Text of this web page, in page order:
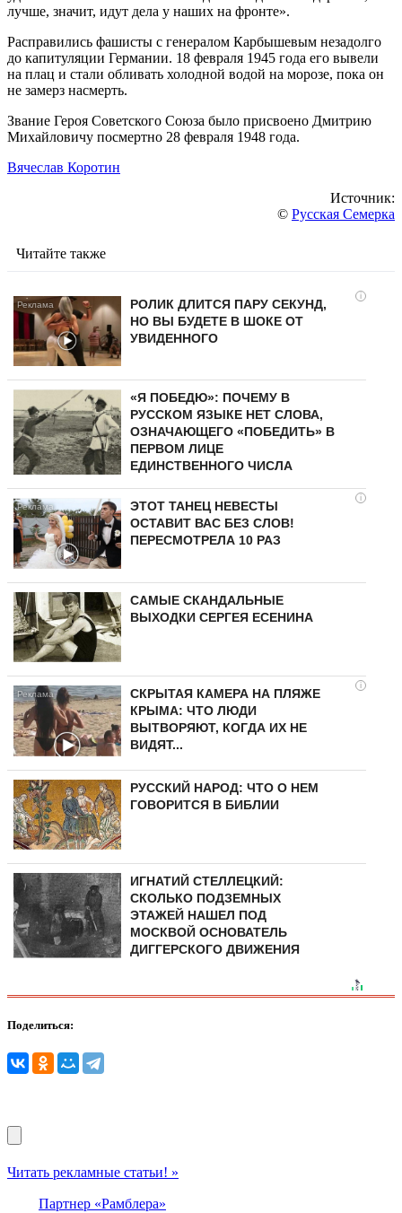
лучше, значит, идут дела у наших на фронте».
Расправились фашисты с генералом Карбышевым незадолго
до капитуляции Германии. 18 февраля 1945 года его вывели
на плац и стали обливать холодной водой на морозе, пока он
не замерз насмерть.
Звание Героя Советского Союза было присвоено Дмитрию
Михайловичу посмертно 28 февраля 1948 года.
Вячеслав Коротин
Источник:
© Русская Семерка
Читайте также
i
РОЛИК ДЛИТСЯ ПАРУ СЕКУНД,
НО ВЫ БУДЕТЕ В ШОКЕ ОТ
УВИДЕННОГО
«Я ПОБЕДЮ»: ПОЧЕМУ В
РУССКОМ ЯЗЫКЕ НЕТ СЛОВА,
ОЗНАЧАЮЩЕГО «ПОБЕДИТЬ» В
ПЕРВОМ ЛИЦЕ
ЕДИНСТВЕННОГО ЧИСЛА
i
ЭТОТ ТАНЕЦ НЕВЕСТЫ
ОСТАВИТ ВАС БЕЗ СЛОВ!
ПЕРЕСМОТРЕЛА 10 РАЗ
САМЫЕ СКАНДАЛЬНЫЕ
ВЫХОДКИ СЕРГЕЯ ЕСЕНИНА
i
СКРЫТАЯ КАМЕРА НА ПЛЯЖЕ
КРЫМА: ЧТО ЛЮДИ
ВЫТВОРЯЮТ, КОГДА ИХ НЕ
ВИДЯТ...
РУССКИЙ НАРОД: ЧТО О НЕМ
ГОВОРИТСЯ В БИБЛИИ
ИГНАТИЙ СТЕЛЛЕЦКИЙ:
СКОЛЬКО ПОДЗЕМНЫХ
ЭТАЖЕЙ НАШЕЛ ПОД
МОСКВОЙ ОСНОВАТЕЛЬ
ДИГГЕРСКОГО ДВИЖЕНИЯ
Поделиться:
Читать рекламные статьи! »
Партнер «Рамблера»